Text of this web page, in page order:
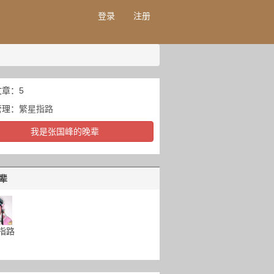
登录 注册
章：5
： 繁星指路
我是张国峰的晚辈
路